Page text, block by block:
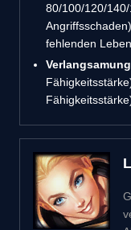
80/100/120/
fehlenden
Verlangsamung